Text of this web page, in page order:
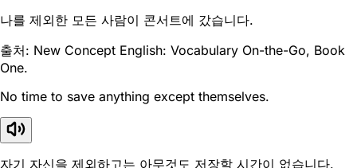
나를 제외한 모든 사람이 콘서트에 갔습니다.
출처: New Concept English: Vocabulary On-the-Go, Book
One.
No time to save anything except themselves.
자기 자신을 제외하고는 아무것도 저장할 시간이 없습니다.